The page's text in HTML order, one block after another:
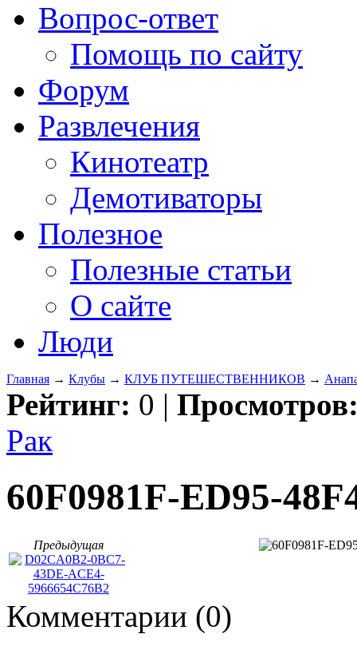
Вопрос-ответ
Помощь по сайту
Форум
Развлечения
Кинотеатр
Демотиваторы
Полезное
Полезные статьи
О сайте
Люди
Главная → Клубы → КЛУБ ПУТЕШЕСТВЕННИКОВ →
Рейтинг: 0 |
Рак
60F0981F-ED95-
Предыдущая
Комментарии (0)